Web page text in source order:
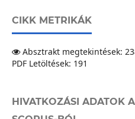
CIKK METRIKÁK
Absztrakt megtekintések:
PDF Letöltések: 191
HIVATKOZÁSI ADATOK